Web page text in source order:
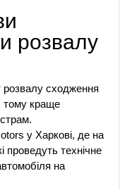
розвалу
розвалу сходження
тому краще
у Харкові, де на
проведуть технічне
на